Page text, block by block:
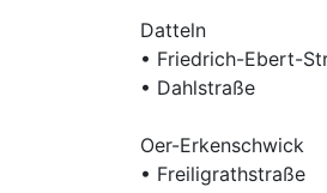
Datteln
• Friedrich-Ebert-
• Dahlstraße
Oer-Erkenschwick
• Freiligrathstraße